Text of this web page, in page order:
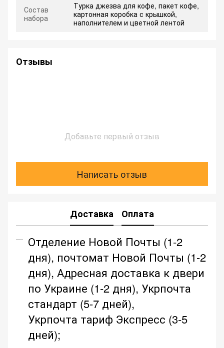
Состав
набора
Турка джезва для кофе, пакет кофе,
картонная коробка с крышкой,
наполнителем и цветной лентой
Отзывы
Добавьте первый отзыв
Написать отзыв
Доставка Оплата
Отделение Новой Почты (1-2
дня), почтомат Новой Почты (1-2
дня), Адресная доставка к двери
по Украине (1-2 дня), Укрпочта
стандарт (5-7 дней),
Укрпочта тариф Экспресс (3-5
дней);